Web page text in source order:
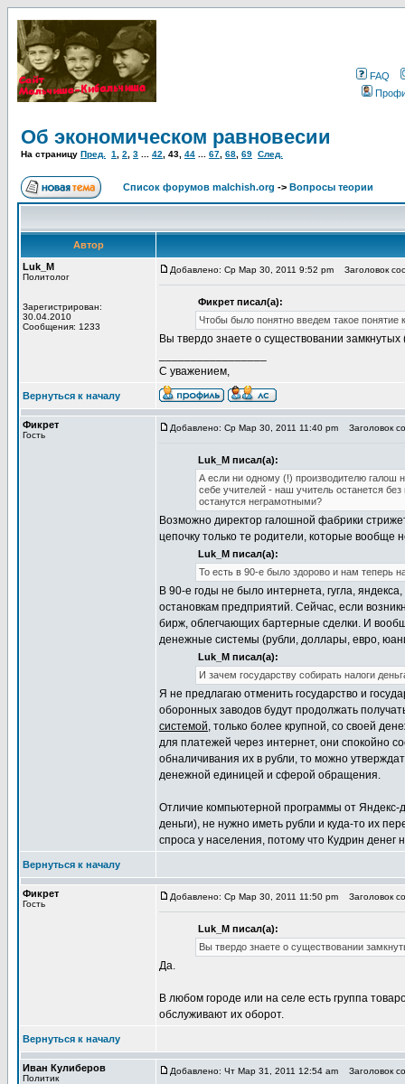
FAQ
Об экономическом равновесии
На страницу Пред. 1 2 3 42 43 44 67 68 69 След.
Список форумов malchish.org -> Вопросы теории
Автор
Luk_M
Политолог
Зарегистрирован:
30.04.2010
Сообщения: 1233
Добавлено: Ср Мар 30, 2011 9:52 pm Заголовок
Фикрет писал(а):
Чтобы было понятно введем такое понятие
Вы твердо знаете о существовании замкнутых
С уважением,
Вернуться к началу
Фикрет
Гость
Добавлено: Ср Мар 30, 2011 11:40 pm Заголовок
Luk_M писал(а):
А если ни одному (!) производителю галош
себе учителей - наш учитель останется
останутся неграмотными?
Возможно директор галошной фабрики
цепочку только те родители, которые
Luk_M писал(а):
То есть в 90-е было здорово и нам теперь
В 90-е годы не было интернета, гугла,
остановкам предприятий. Сейчас, если
бирж, облегчающих бартерные сделки. И
денежные системы (рубли, доллары, евро,
Luk_M писал(а):
И зачем государству собирать налоги
Я не предлагаю отменить государство и
оборонных заводов будут продолжать
системой, только более крупной, со своей
для платежей через интернет, они спокойно
обналичивания их в рубли, то можно
денежной единицей и сферой обращения.
Отличие компьютерной программы от Яндекс-
деньги), не нужно иметь рубли и куда-то их
спроса у населения, потому что Кудрин денег
Вернуться к началу
Фикрет
Гость
Добавлено: Ср Мар 30, 2011 11:50 pm Заголовок
Luk_M писал(а):
Вы твердо знаете о существовании
Да.
В любом городе или на селе есть группа
обслуживают их оборот.
Вернуться к началу
Иван Кулиберов
Политик
Добавлено: Чт Мар 31, 2011 12:54 am Заголовок